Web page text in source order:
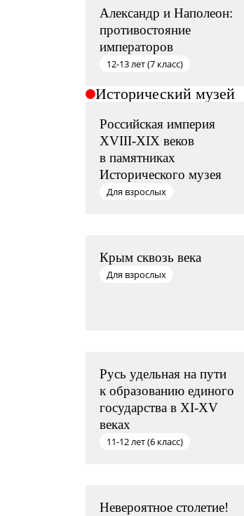
Александр и Наполеон:
противостояние
императоров
12-13 лет (7 класс)
Исторический музей
Российская империя
XVIII-XIX веков
в памятниках
Исторического музея
Для взрослых
Крым сквозь века
Для взрослых
Русь удельная на пути
к образованию единого
государства в XI-XV
веках
11-12 лет (6 класс)
Невероятное столетие!